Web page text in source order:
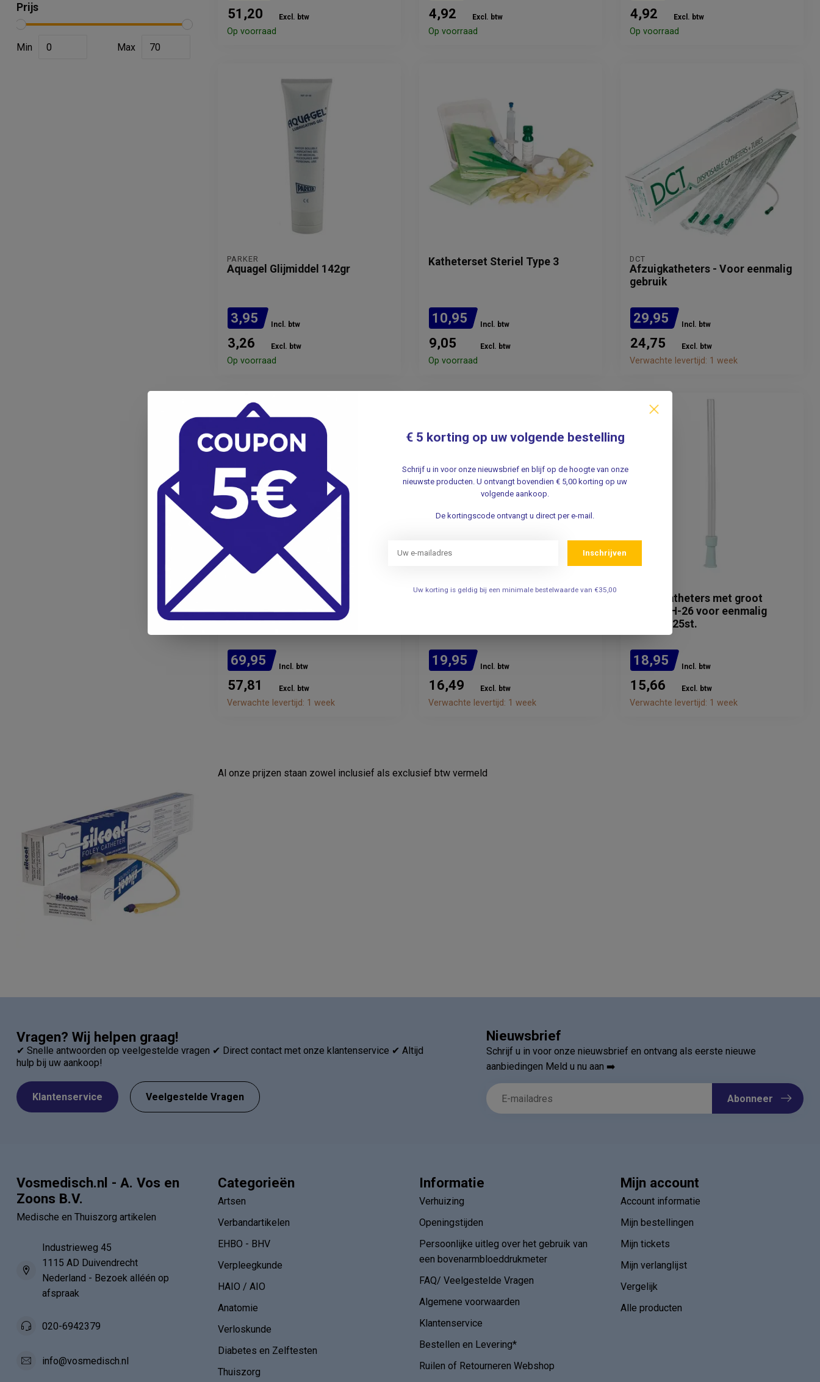
Prijs
Min Max
51,20 Excl. btw
Op voorraad
4,92 Excl. btw
Op voorraad
4,92 Excl. btw
Op voorraad
PARKER
Aquagel Glijmiddel 142gr
3,95 Incl. btw
3,26 Excl. btw
Op voorraad
Katheterset Steriel Type 3
10,95 Incl. btw
9,05 Excl. btw
Op voorraad
DCT
Afzuigkatheters - Voor eenmalig
gebruik
29,95 Incl. btw
24,75 Excl. btw
Verwachte levertijd: 1 week
Rüsch Brillant Siliconen
Ballonkatheter Per 10 stuks
69,95 Incl. btw
57,81 Excl. btw
Verwachte levertijd: 1 week
RÜSCH
19,95 Incl. btw
16,49 Excl. btw
Verwachte levertijd: 1 week
Afzuigkatheters met groot
lumen CH-26 voor eenmalig
gebruik. 25st.
18,95 Incl. btw
15,66 Excl. btw
Verwachte levertijd: 1 week
Al onze prijzen staan zowel inclusief als exclusief btw vermeld
Vragen? Wij helpen graag!
✔ Snelle antwoorden op veelgestelde vragen ✔ Direct contact met onze klantenservice ✔ Altijd
hulp bij uw aankoop!
Klantenservice Veelgestelde Vragen
Nieuwsbrief
Schrijf u in voor onze nieuwsbrief en ontvang als eerste nieuwe
aanbiedingen Meld u nu aan ➡️
Abonneer
Vosmedisch.nl - A. Vos en
Zoons B.V.
Medische en Thuiszorg artikelen
Industrieweg 45
1115 AD Duivendrecht
Nederland - Bezoek alléén op
afspraak
020-6942379
info@vosmedisch.nl
Categorieën
Artsen
Verbandartikelen
EHBO - BHV
Verpleegkunde
HAIO / AIO
Anatomie
Verloskunde
Diabetes en Zelftesten
Thuiszorg
Informatie
Verhuizing
Openingstijden
Persoonlijke uitleg over het gebruik van
een bovenarmbloeddrukmeter
FAQ/ Veelgestelde Vragen
Algemene voorwaarden
Klantenservice
Bestellen en Levering*
Ruilen of Retourneren Webshop
Mijn account
Account informatie
Mijn bestellingen
Mijn tickets
Mijn verlanglijst
Vergelijk
Alle producten
€ 5 korting op uw volgende bestelling
Schrijf u in voor onze nieuwsbrief en blijf op de hoogte van onze
nieuwste producten. U ontvangt bovendien € 5,00 korting op uw
volgende aankoop.
De kortingscode ontvangt u direct per e-mail.
Inschrijven
Uw korting is geldig bij een minimale bestelwaarde van €35,00